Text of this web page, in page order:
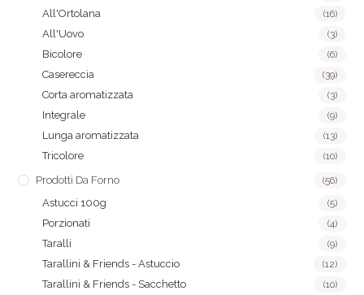
All'Ortolana (16)
All'Uovo (3)
Bicolore (6)
Casereccia (39)
Corta aromatizzata (3)
Integrale (9)
Lunga aromatizzata (13)
Tricolore (10)
Prodotti Da Forno (56)
Astucci 100g (5)
Porzionati (4)
Taralli (9)
Tarallini & Friends - Astuccio (12)
Tarallini & Friends - Sacchetto (10)